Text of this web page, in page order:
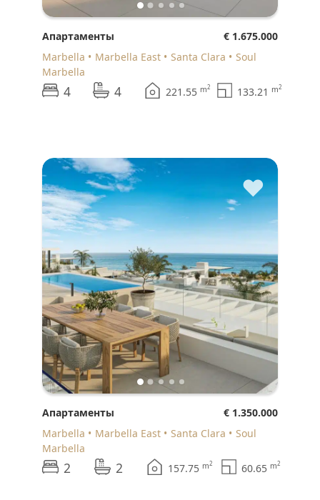
Апартаменты
€ 1.675.000
Marbella
Marbella East Santa Clara
Soul
Marbella
4 4 221.55 m2 133.21 m2
♥
Апартаменты
€ 1.350.000
Marbella
Marbella East Santa Clara
Soul
Marbella
2 2 157.75 m2 60.65 m2